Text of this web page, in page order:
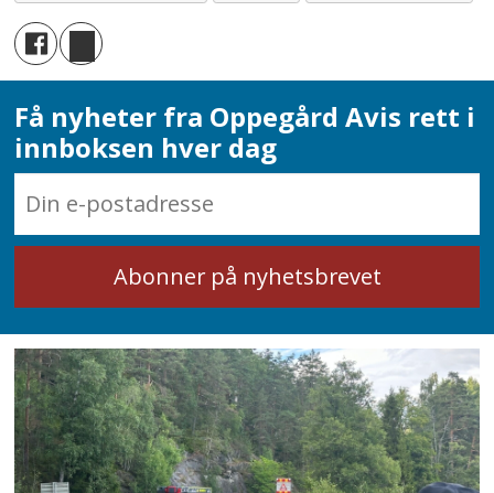
Få nyheter fra Oppegård Avis rett i
innboksen hver dag